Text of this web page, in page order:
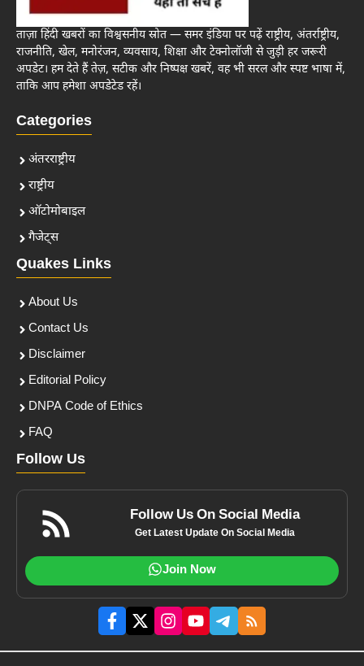
ताज़ा हिंदी खबरों का विश्वसनीय स्रोत — समर इंडिया पर पढ़ें राष्ट्रीय, अंतर्राष्ट्रीय,
राजनीति, खेल, मनोरंजन, व्यवसाय, शिक्षा और टेक्नोलॉजी से जुड़ी हर जरूरी
अपडेट। हम देते हैं तेज़, सटीक और निष्पक्ष खबरें, वह भी सरल और स्पष्ट भाषा में,
ताकि आप हमेशा अपडेटेड रहें।
Categories
अंतरराष्ट्रीय
राष्ट्रीय
ऑटोमोबाइल
गैजेट्स
Quakes Links
About Us
Contact Us
Disclaimer
Editorial Policy
DNPA Code of Ethics
FAQ
Follow Us
Follow Us On Social Media
Get Latest Update On Social Media
Join Now